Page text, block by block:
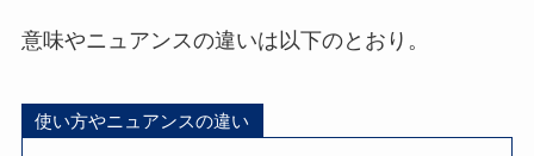
意味やニュアンスの違いは以下のとおり。
使い方やニュアンスの違い